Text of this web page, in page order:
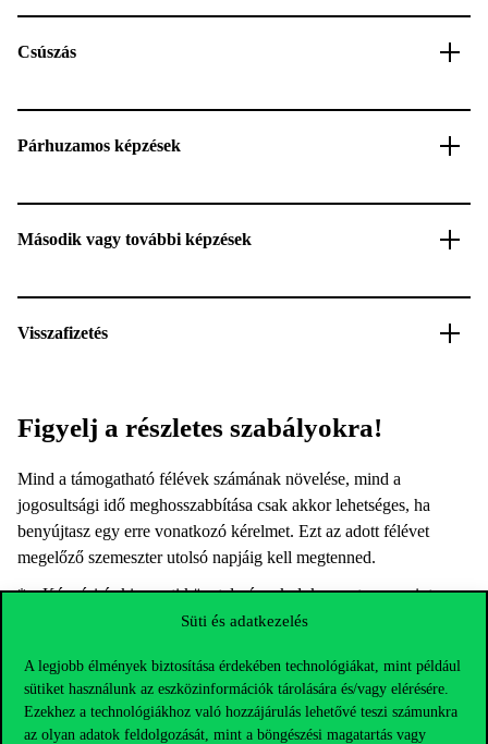
Süti és adatkezelés
A legjobb élmények biztosítása érdekében technológiákat, mint például
sütiket használunk az eszközinformációk tárolására és/vagy elérésére.
Ezekhez a technológiákhoz való hozzájárulás lehetővé teszi számunkra
az olyan adatok feldolgozását, mint a böngészési magatartás vagy
Csúszás
Párhuzamos képzések
Második vagy további képzések
Visszafizetés
Figyelj a részletes szabályokra!
Mind a támogatható félévek számának növelése, mind a
jogosultsági idő meghosszabbítása csak akkor lehetséges, ha
benyújtasz egy erre vonatkozó kérelmet. Ezt az adott félévet
megelőző szemeszter utolsó napjáig kell megtenned.
* a Képzési és kimeneti követelmények dokumentum szerint
** a Fogyatékosügyi Bizottságnál regisztrált hallgatókra
kedvezőbb szabályok vonatkoznak